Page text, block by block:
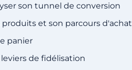
son tunnel de conversion
et son parcours d'achat
panier
de fidélisation